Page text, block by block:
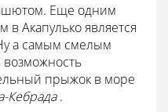
Еще одним
Акапулько является
а самым смелым
возможность
прыжок в море
Кебрада.